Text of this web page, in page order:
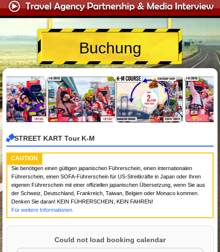
Buchung
STREET KART Tour K-M
CAUTION
Sie benötigen einen gültigen japanischen Führerschein, einen internationalen
Führerschein, einen SOFA-Führerschein für US-Streitkräfte in Japan oder Ihren
eigenen Führerschein mit einer offiziellen japanischen Übersetzung, wenn Sie aus
der Schweiz, Deutschland, Frankreich, Taiwan, Belgien oder Monaco kommen.
Denken Sie daran! KEIN FÜHRERSCHEIN, KEIN FAHREN!
Für weitere Informationen.
Could not load booking calendar